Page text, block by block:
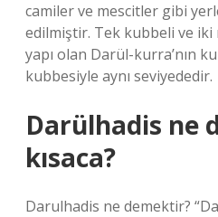
camiler ve mescitler gibi
edilmiştir. Tek kubbeli ve iki
yapı olan Darül-kurra’nın
kubbesiyle aynı seviyededir.
Darülhadis ne
kısaca?
Darulhadis ne demektir?